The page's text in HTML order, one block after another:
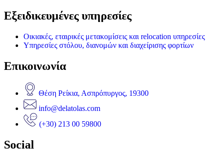
Εξειδικευμένες υπηρεσίες
Οικιακές, εταιρικές μετακομίσεις και relocation υπηρεσίες
Υπηρεσίες στόλου, διανομών και διαχείρισης φορτίων
Επικοινωνία
Θέση Ρείκια, Ασπρόπυργος, 19300
info@delatolas.com
(+30) 213 00 59800
Social